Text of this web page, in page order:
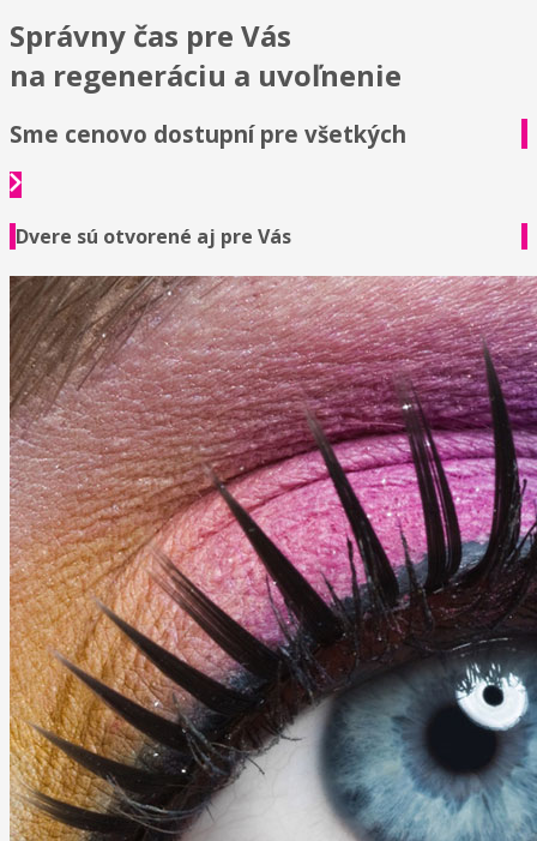
Správny čas pre Vás
na regeneráciu a uvoľnenie
Sme cenovo dostupní pre všetkých
Dvere sú otvorené aj pre Vás